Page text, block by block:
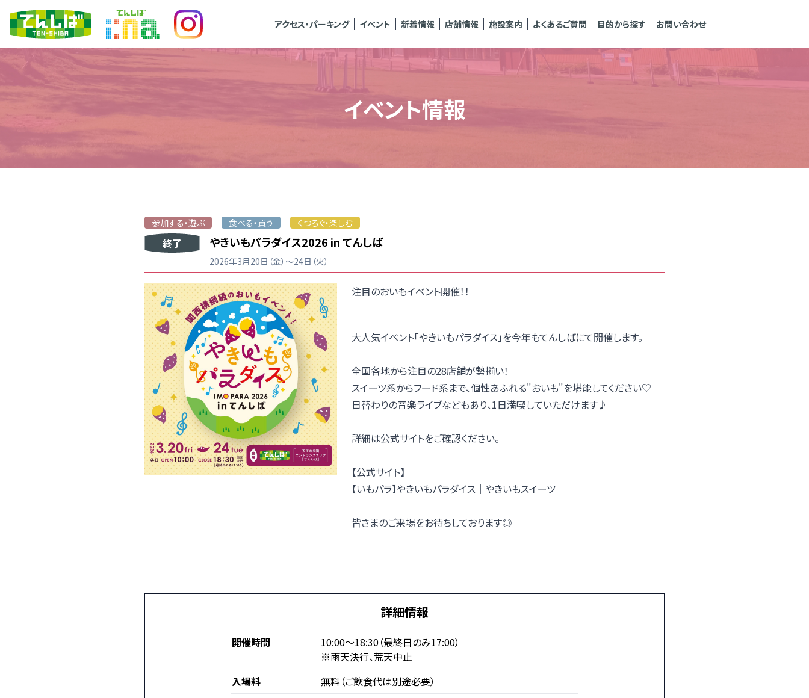
アクセス・パーキング イベント 新着情報 店舗情報 施設案内 よくあるご質問 目的から探す お問い合わせ
イベント情報
参加する・遊ぶ 食べる・買う くつろぐ・楽しむ
終了 やきいもパラダイス2026 in てんしば
2026年3月20日（金）～24日（火）
注目のおいもイベント開催！！
大人気イベント「やきいもパラダイス」を今年もてんしばにて開催します。
全国各地から注目の28店舗が勢揃い！
スイーツ系からフード系まで、個性あふれる"おいも"を堪能してください♡
日替わりの音楽ライブなどもあり、1日満喫していただけます♪
詳細は公式サイトをご確認ください。
【公式サイト】
【いもパラ】やきいもパラダイス｜やきいもスイーツ
皆さまのご来場をお待ちしております◎
詳細情報
開催時間
10:00～18:30（最終日のみ17:00）
※雨天決行、荒天中止
入場料
無料（ご飲食代は別途必要）